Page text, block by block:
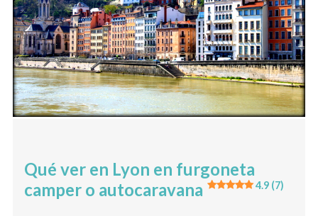
Qué ver en Lyon en furgoneta
camper o autocaravana
4.9 (7)